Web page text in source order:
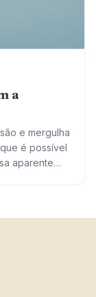
a
e mergulha
é possível
aparente